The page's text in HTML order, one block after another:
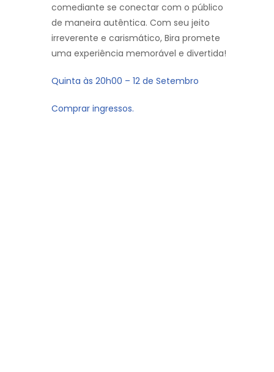
comediante se conectar com o público
de maneira autêntica. Com seu jeito
irreverente e carismático, Bira promete
uma experiência memorável e divertida!
Quinta às 20h00 – 12 de Setembro
Comprar ingressos.